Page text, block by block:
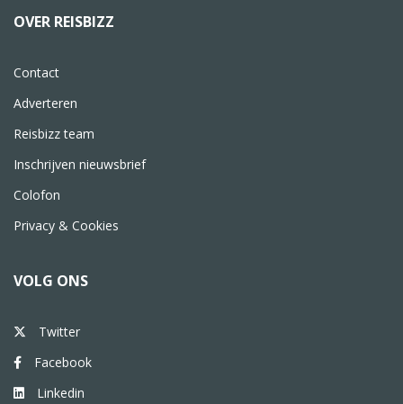
OVER REISBIZZ
Contact
Adverteren
Reisbizz team
Inschrijven nieuwsbrief
Colofon
Privacy & Cookies
VOLG ONS
Twitter
Facebook
Linkedin